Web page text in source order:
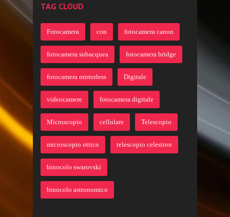
TAG CLOUD
Fotocamera con fotocamera canon
fotocamera subacquea fotocamera bridge
fotocamera mirrorless Digitale
videocamere fotocamera digitale
Microscopio cellulare Telescopio
microscopio ottico telescopio celestron
binocolo swarovski
binocolo astronomico